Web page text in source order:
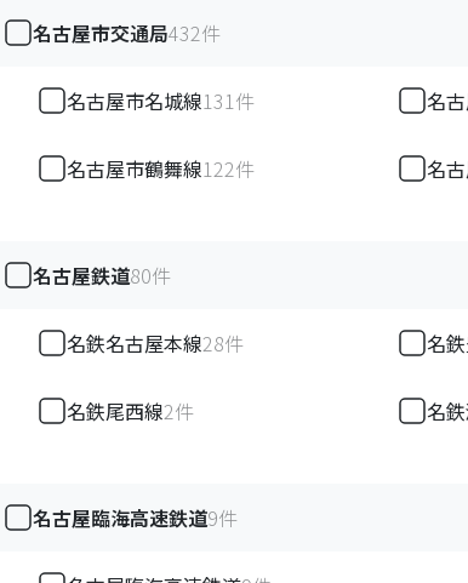
名古屋市交通局432件
名古屋市名城線131件 名
名古屋市鶴舞線122件 名
名古屋鉄道80件
名鉄名古屋本線28件 名
名鉄尾西線2件 名
名古屋臨海高速鉄道9件